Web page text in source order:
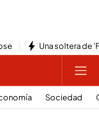
Una soltera de
Sociedad